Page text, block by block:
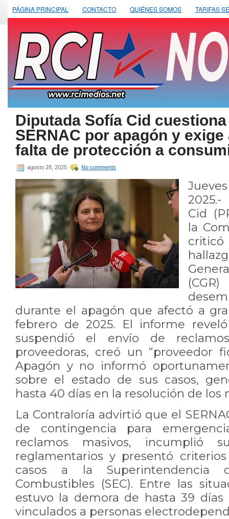
PÁGINA PRINCIPAL CONTACTO QUIÉNES SOMOS TARIFAS
Diputada Sofía Cid
SERNAC por apagón y
falta de protección a
agosto 28, 2025 No comments
Cid
la
durante el apagón que afectó a
febrero de 2025. El informe
suspendió el envío de
proveedoras, creó un “proveedor
Apagón y no informó
sobre el estado de sus casos,
hasta 40 días en la resolución de los
La Contraloría advirtió que el
de contingencia para
reclamos masivos, incumplió
reglamentarios y presentó
casos a la Superintendencia
Combustibles (SEC). Entre las
estuvo la demora de hasta 39
vinculados a personas